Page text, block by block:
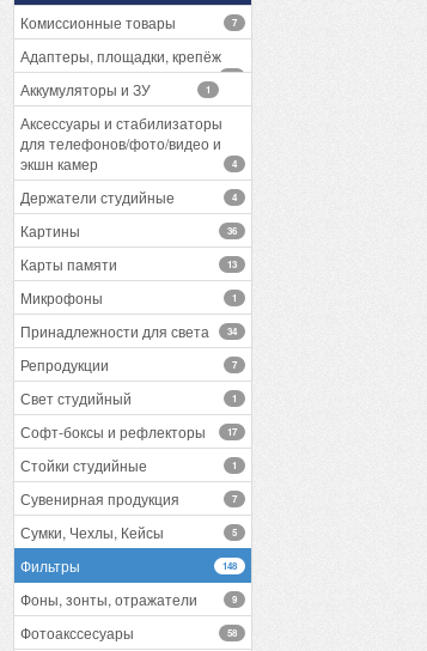
Комиссионные товары 7
Адаптеры, площадки, крепёж
13
Аккумуляторы и ЗУ 1
Аксессуары и стабилизаторы
для телефонов/фото/видео и
экшн камер
4
Держатели студийные 4
Картины 36
Карты памяти 13
Микрофоны 1
Принадлежности для света 34
Репродукции 7
Свет студийный 1
Софт-боксы и рефлекторы 17
Стойки студийные 1
Сувенирная продукция 7
Сумки, Чехлы, Кейсы 5
Фильтры 148
Фоны, зонты, отражатели 9
Фотоакссесуары 58